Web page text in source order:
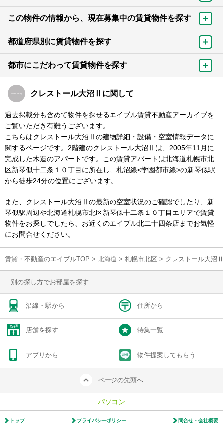
この物件の情報から、現在募集中の賃貸物件を探す
都道府県別に賃貸物件を探す
都市にこだわって賃貸物件を探す
クレストール大沼Ⅱに関して
過去掲載分も含めて物件を探せるエイブル賃貸不動産アーカイブを
ご覧いただき有難うございます。
こちらはクレストール大沼Ⅱの建物詳細・設備・空室情報データに
関するページです。2階建のクレストール大沼Ⅱは、2005年11月に
完成した木造のアパートです。この賃貸アパートは北海道札幌市北
区新琴似十二条１０丁目に所在し、札沼線<学園都市線>の新琴似駅
から徒歩24分の位置にございます。
また、クレストール大沼Ⅱの最新の空室状況のご確認でしたり、新
琴似駅周辺や北海道札幌市北区新琴似十二条１０丁目エリアで賃貸
物件をお探しでしたら、お近くのエイブル北二十四条店までお気軽
にお問合せください。
賃貸・不動産のエイブルTOP > 北海道 > 札幌市北区 > クレストール大沼
別の探し方でお部屋を探す
沿線・駅から 住所から
店舗を探す 特集一覧
アプリから 物件提案してもらう
ページの先頭へ
パソコン
トップ プライバシーポリシー 問合せ・会社概要